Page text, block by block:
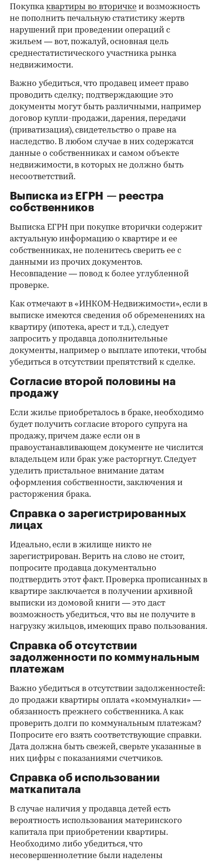
Покупкаквартиры во вторичке и возможность
не пополнить печальную статистику жертв
нарушений при проведении операций с
жильем — вот, пожалуй, основная цель
среднестатистического участника рынка
недвижимости.
Важно убедиться, что продавец имеет право
проводить сделку; подтверждающие это
документы могут быть различными, например
договор купли-продажи, дарения, передачи
(приватизация), свидетельство о праве на
наследство. В любом случае в них содержатся
данные о собственниках и самом объекте
недвижимости, в которых не должно быть
несоответствий.
Выписка из ЕГРН — реестра
собственников
Выписка ЕГРН при покупке вторички содержит
актуальную информацию о квартире и ее
собственниках, не поленитесь сверить ее с
данными из прочих документов.
Несовпадение — повод к более углубленной
проверке.
Как отмечают в «ИНКОМ-Недвижимости», если в
выписке имеются сведения об обременениях на
квартиру (ипотека, арест и т.д.), следует
запросить у продавца дополнительные
документы, например о выплате ипотеки, чтобы
убедиться в отсутствии препятствий к сделке.
Согласие второй половины на
продажу
Если жилье приобреталось в браке, необходимо
будет получить согласие второго супруга на
продажу, причем даже если он в
правоустанавливающем документе не числится
владельцем или брак уже расторгнут. Следует
уделить пристальное внимание датам
оформления собственности, заключения и
расторжения брака.
Справка о зарегистрированных
лицах
Идеально, если в жилище никто не
зарегистрирован. Верить на слово не стоит,
попросите продавца документально
подтвердить этот факт. Проверка прописанных в
квартире заключается в получении архивной
выписки из домовой книги — это даст
возможность убедиться, что вы не получите в
нагрузку жильцов, имеющих право пользования.
Справка об отсутствии
задолженности по коммунальным
платежам
Важно убедиться в отсутствии задолженностей:
до продажи квартиры оплата «коммуналки» —
обязанность прежнего собственника. А как
проверить долги по коммунальным платежам?
Попросите его взять соответствующие справки.
Дата должна быть свежей, сверьте указанные в
них цифры с показаниями счетчиков.
Справка об использовании
маткапитала
В случае наличия у продавца детей есть
вероятность использования материнского
капитала при приобретении квартиры.
Необходимо либо убедиться, что
несовершеннолетние были наделены